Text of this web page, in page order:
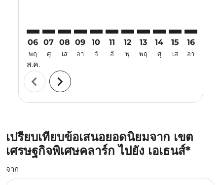
06
พฤ
ส.ค.
07
ศุ
08
เส
09
อา
10
จั
11
อั
12
พุ
13
พฤ
14
ศุ
15
เส
16
อา
chevron_left chevron_right
เปรียบเทียบข้อเสนอยอดนิยมจาก เขต
เศรษฐกิจพิเศษคลาร์ก ไปยัง เอเธนส์*
จาก